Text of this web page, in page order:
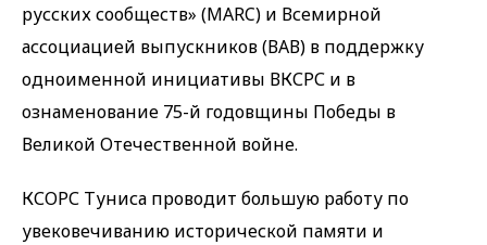
русских сообществ» (MARC) и Всемирной
ассоциацией выпускников (ВАВ) в поддержку
одноименной инициативы ВКСРС и в
ознаменование 75-й годовщины Победы в
Великой Отечественной войне.
КСОРС Туниса проводит большую работу по
увековечиванию исторической памяти и